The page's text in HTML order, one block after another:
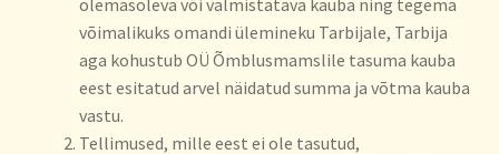
võimalikuks omandi ülemineku Tarbijale, Tarbija
aga kohustub OÜ Õmblusmamslile tasuma kauba
eest esitatud arvel näidatud summa ja võtma kauba
vastu.
Tellimused, mille eest ei ole tasutud,